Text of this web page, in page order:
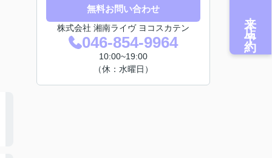
無料お問い合わせ
株式会社 湘南ライヴ ヨコスカテン
046-854-9964
10:00~19:00
（休：水曜日）
来店予約